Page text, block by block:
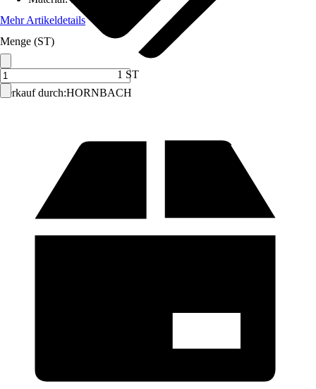
Verkauf durch:HORNBACH
Mehr Artikeldetails
Menge (ST)
1 ST